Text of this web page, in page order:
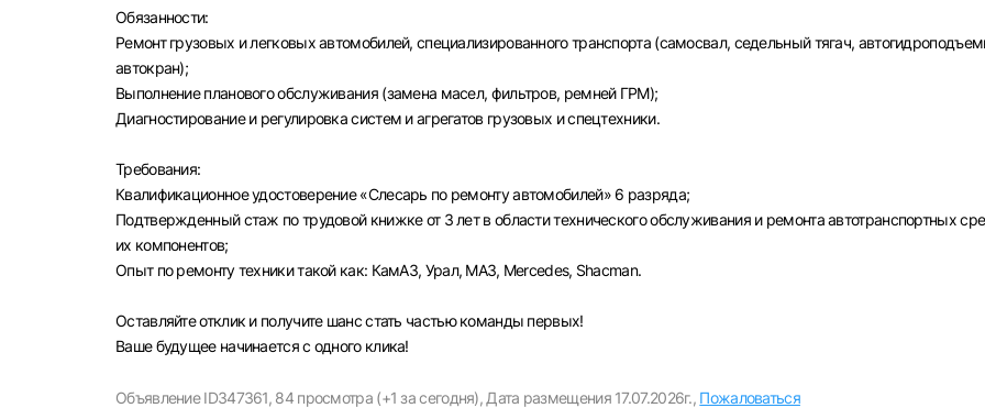
Казань
Челябинск Пермь
Ульяновск
Курган Уфа
Пароль
Обязанности:
Ремонт грузовых и легковых автомобилей, специализированного транспорта (самосвал, седельный тягач,
автокран);
Выполнение планового обслуживания (замена масел, фильтров, ремней ГРМ);
Диагностирование и регулировка систем и агрегатов грузовых и спецтехники.
Требования:
Квалификационное удостоверение «Слесарь по ремонту автомобилей» 6 разряда;
Подтвержденный стаж по трудовой книжке от 3 лет в области технического обслуживания и ремонта автотранспортных
их компонентов;
Опыт по ремонту техники такой как: КамАЗ, Урал, МАЗ, Mercedes, Shacman.
Оставляйте отклик и получите шанс стать частью команды первых!
Ваше будущее начинается с одного клика!
Объявление ID347361, 84 просмотра (+1 за сегодня), Дата размещения 17.07.2026г., Пожаловаться